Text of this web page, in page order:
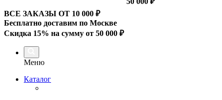
ВСЕ ЗАКАЗЫ ОТ 10 000 ₽
Бесплатно доставим по Москве
Скидка 15% на сумму от 50 000 ₽
Меню
Каталог